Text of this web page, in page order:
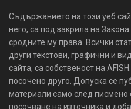
Съдържанието на този уеб
него, са под закрила на
сродните му права. Всички
други текстови, графични и
сайта, са собственост на
посочено друго. Допуска се
материали само след писмено
посочване на източника и